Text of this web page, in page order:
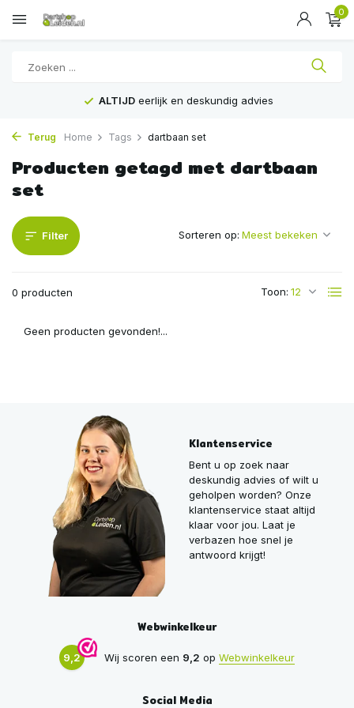
0
ALTIJD eerlijk en deskundig advies
Terug Home Tags dartbaan set
Producten getagd met dartbaan
set
Filter
0 producten Toon:
Sorteren op:
Geen producten gevonden!...
Klantenservice
Bent u op zoek naar
deskundig advies of wilt u
geholpen worden? Onze
klantenservice staat altijd
klaar voor jou. Laat je
verbazen hoe snel je
antwoord krijgt!
Webwinkelkeur
9,2 Wij scoren een 9,2 op Webwinkelkeur
Social Media